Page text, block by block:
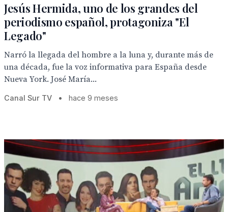
Jesús Hermida, uno de los grandes del
periodismo español, protagoniza "El
Legado"
Narró la llegada del hombre a la luna y, durante más de
una década, fue la voz informativa para España desde
Nueva York. José María...
Canal Sur TV • hace 9 meses